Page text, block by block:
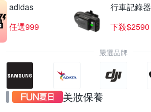
adidas
任選999
行車記錄器
下殺$2590
嚴選品牌
美妝保養